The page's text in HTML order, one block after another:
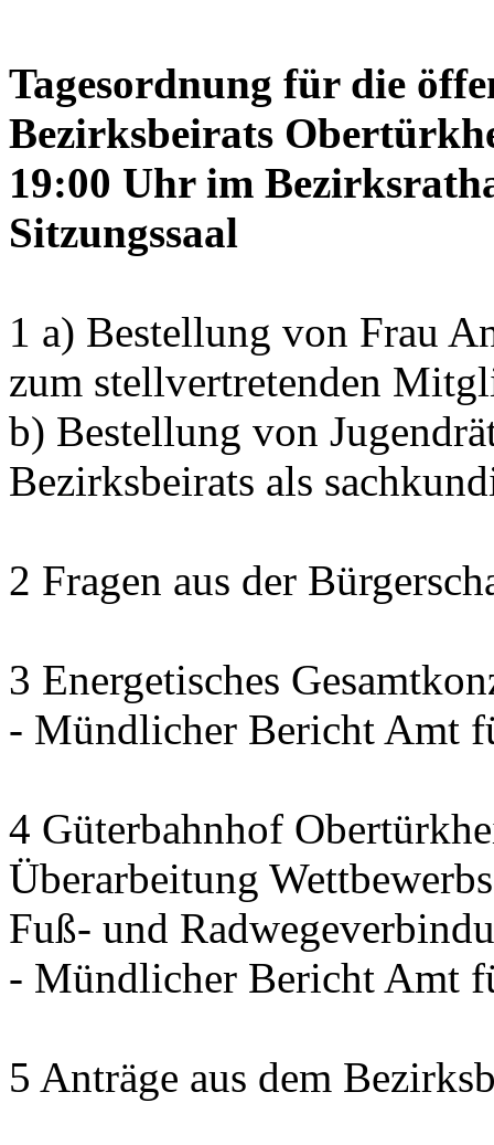
Tagesordnung für die
Bezirksbeirats
19:00 Uhr im
Sitzungssaal
1 a) Bestellung von Frau
zum stellvertretenden
b) Bestellung von
Bezirksbeirats als
2 Fragen aus der
3 Energetisches
- Mündlicher Bericht Amt
4 Güterbahnhof
Überarbeitung
Fuß- und
- Mündlicher Bericht Amt
5 Anträge aus dem